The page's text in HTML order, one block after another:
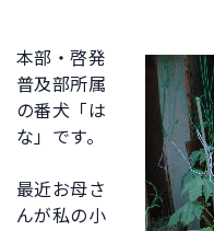
本部・啓発
普及部所属
の番犬「は
な」です。
最近お母さ
んが私の小